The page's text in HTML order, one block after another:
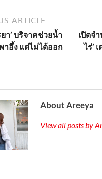
ARTICLE
า’ บริจาคช่วยน้ำ
าอึ้ง แต่ไม่ได้ออก
เปิดจ
ไร่’
About Areeya
View all posts by